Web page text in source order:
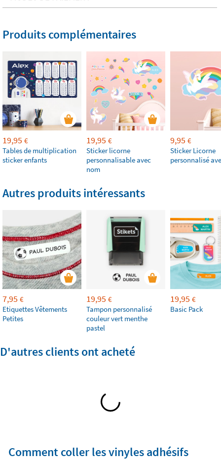
Produits complémentaires
19,95 €
Tables de multiplication
sticker enfants
19,95 €
Sticker licorne
personnalisable avec
nom
9,95 €
Sticker Licorne
personnalisé
Autres produits intéressants
7,95 €
Etiquettes Vêtements
Petites
19,95 €
Tampon personnalisé
couleur vert menthe
pastel
19,95 €
Basic Pack
D'autres clients ont acheté
Comment coller les vinyles adhésifs